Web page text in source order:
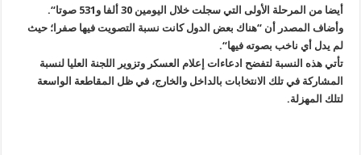
أيضا من المرحلة الأولى التي سجلت خلال اليومين 30 ألفا و531 صوتا
“.
وأضاف المصدر أن “هناك بعض الدول كانت نسبة التصويت فيها صفرا؛ حيث
لم يدل أي ناخب بصوته فيها“.
تأتي هذه النسبة لتفضح ادعاءات إعلام العسكر وتزوير اللجنة العليا لنسبة
المشاركة في تلك الانتخابات بالداخل والخارج، في ظل المقاطعة الواسعة
لتلك المهزلة.